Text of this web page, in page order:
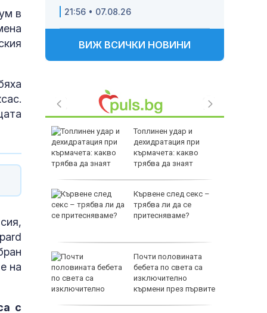
в
на
с
21:56 • 07.08.26
ВИЖ ВСИЧКИ НОВИНИ
за 22
-
с
Топлинен удар и
дехидратация при
кърмачета: какво
трябва да знаят
Кървене след секс –
трябва ли да се
притесняваме?
Почти половината
бебета по света са
изключително
кърмени през първите